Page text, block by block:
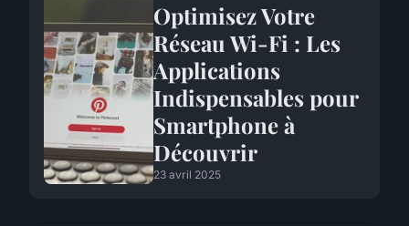
Optimisez Votre
Réseau Wi-Fi : Les
Applications
Indispensables pour
Smartphone à
Découvrir
23 avril 2025